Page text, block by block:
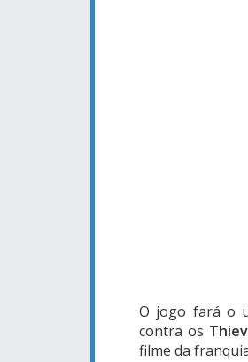
O jogo fará o
contra os
filme da